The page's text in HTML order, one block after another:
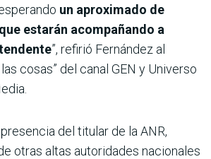
un aproximado de
estarán acompañando a
”, refirió Fernández al
cosas” del canal GEN y Universo
del titular de la ANR,
otras altas autoridades nacionales